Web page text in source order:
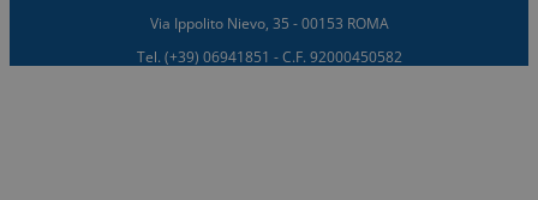
Via Ippolito Nievo, 35 - 00153 ROMA
Tel. (+39) 06941851 - C.F. 92000450582